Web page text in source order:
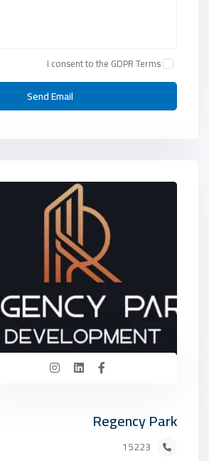
I consent to the GDPR Terms
Regency Park
15223